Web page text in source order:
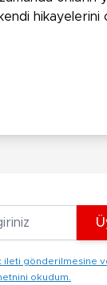
hikayelerini
ileti gönderilmesine
okudum.